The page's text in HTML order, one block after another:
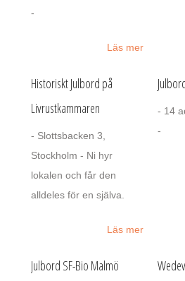
-
Läs mer
Historiskt Julbord på
Livrustkammaren
- Slottsbacken 3,
Stockholm - Ni hyr
lokalen och får den
alldeles för en själva.
Läs mer
- 14
-
Julbord SF-Bio Malmö